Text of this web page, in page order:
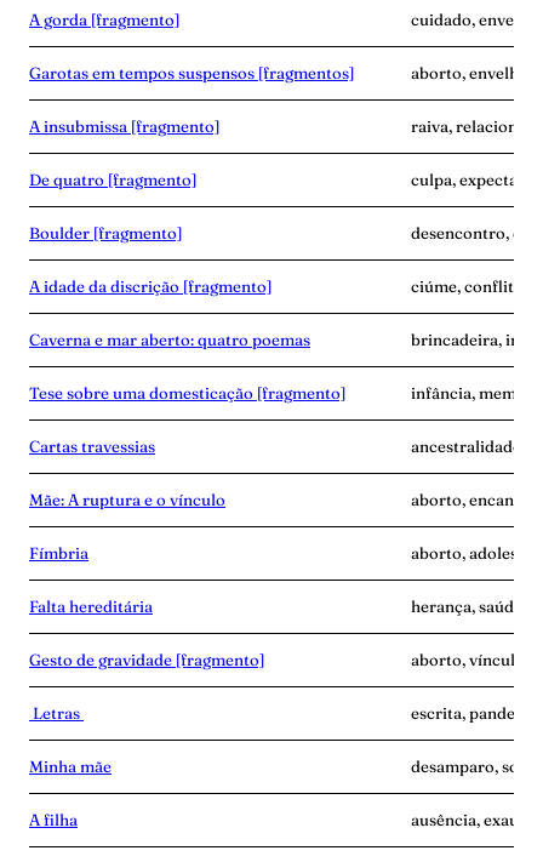
A gorda [fragmento] cuidado,
Garotas em tempos suspensos [fragmentos] aborto,
A insubmissa [fragmento] raiva,
De quatro [fragmento] culpa,
Boulder [fragmento] desencontro,
A idade da discrição [fragmento] ciúme, conflito,
Caverna e mar aberto: quatro poemas brincadeira,
Tese sobre uma domesticação [fragmento] infância,
Cartas travessias ancestralidade,
Mãe: A ruptura e o vínculo aborto,
Fímbria aborto,
Falta hereditária herança, saúde
Gesto de gravidade [fragmento] aborto, vínculo
Letras escrita, pandemia
Minha mãe desamparo,
A filha ausência,